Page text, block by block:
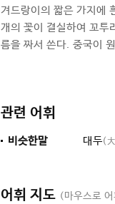
겨드랑이의 짧은 가지에
개의 꽃이 결실하여 꼬투
름을 짜서 쓴다. 중국이
관련 어휘
비슷한말 대두(
어휘 지도 (마우스로